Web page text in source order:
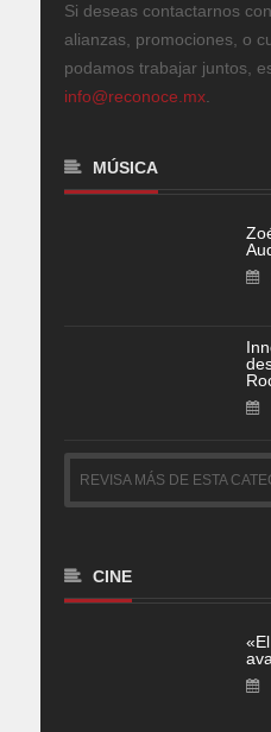
Si deseas contactarnos
alianzas, promociones, o
podamos trabajar juntos,
info@reconoce.mx
MÚSICA
REVISA MÁS DE ESTA
CINE